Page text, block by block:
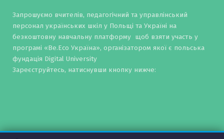
Запрошуємо вчителів, педагогічний та управлінський
персонал українських шкіл у Польщі та Україні на
безкоштовну навчальну платформу щоб взяти участь у
програмі «Be.Eco Україна», організатором якої є польська
фундація Digital University
Зареєструйтесь, натиснувши кнопку нижче: